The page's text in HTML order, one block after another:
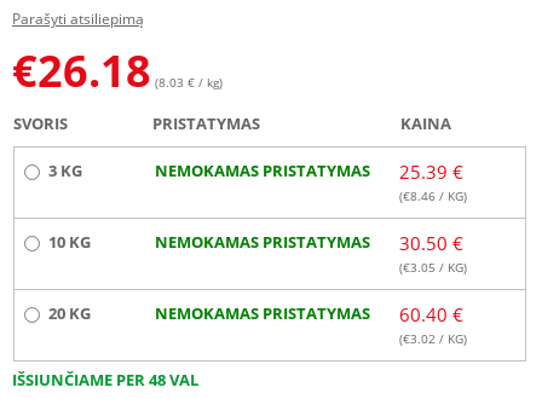
Parašyti atsiliepimą
€26.18 (8.03 € / kg)
SVORIS PRISTATYMAS KAINA
3 KG NEMOKAMAS PRISTATYMAS 25.39 €
(€8.46 / KG)
10 KG NEMOKAMAS PRISTATYMAS 30.50 €
(€3.05 / KG)
20 KG NEMOKAMAS PRISTATYMAS 60.40 €
(€3.02 / KG)
IŠSIUNČIAME PER 48 VAL